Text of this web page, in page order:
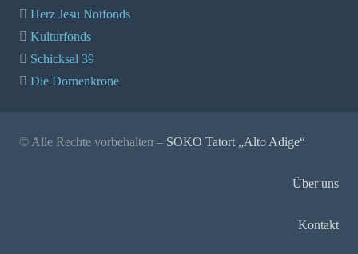
Herz Jesu Notfonds
Kulturfonds
Schicksal 39
Die Dornenkrone
© Alle Rechte vorbehalten – SOKO Tatort „Alto Adige“
Über uns
Kontakt